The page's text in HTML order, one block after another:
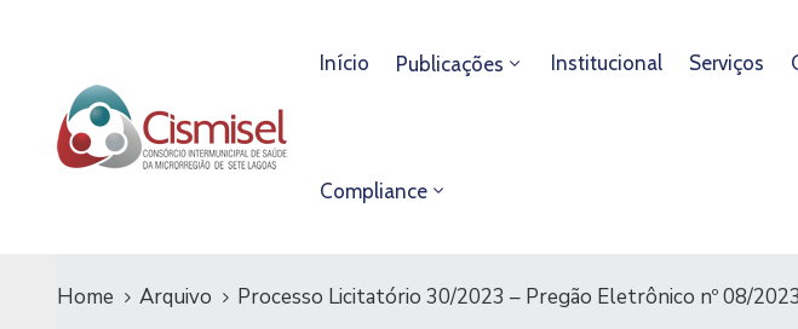
Início Publicações Institucional Serviços
Compliance
Home Arquivo Processo Licitatório 30/2023 – Pregão Eletrônico nº 08/